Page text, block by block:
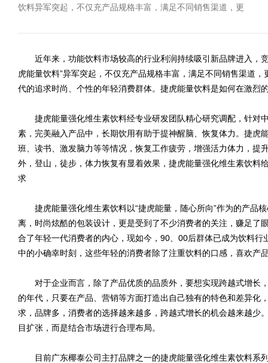
饮料异军突起，不仅充产品规格丰富，满足不同销售渠道，更
近年来，功能饮料市场较高的行业利润持续吸引新品牌进入，
虎能量饮料”异军突起，不仅充产品规格丰富，满足不同销售渠道
代的追求时尚、个性的年轻消费群体。捷虎能量饮料是如何在激烈
捷虎能量强化维生素饮料经专业研发团队精心研究调配，针对
素，完美融入产品中，长期饮用有助于提神醒脑、恢复体力。捷虎
班、读书、激发脑力等等情况，恢复工作疲劳，增强活力体力，提
外，登山，徒步，体力恢复有显着效果，捷虎能量强化维生素饮料
求
捷虎能量强化维生素饮料以“捷虎能量，随心所向”作为的产品
离，时尚炫酷的包装设计，更是受到了不少消费者的关注，赚足了
合了年轻一代消费者的内心，现如今，90、00后群体已成为饮料
中的小确幸时刻，这些年轻的消费者除了注重饮料的口感，喜欢产
对于企业而言，除了产品优质的品质外，要想实现跨越式增长
的年代，只要在产品、营销等方面打造出自己独有的特色和差异化
求，品牌多，消费者的选择越来越多，跨越式增长的机会越来越少
目扩张，而是结合市场进行合理布局。
目前广东椰泰公司主打品牌之一的捷虎能量强化维生素饮料系